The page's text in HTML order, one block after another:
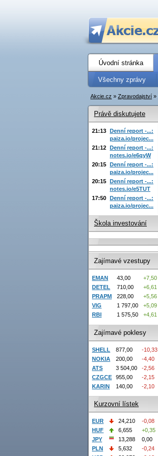
Úvodní stránka
Všechny zprávy
Akcie.cz » Zpravodajství »
Právě diskutujete
21:13 Denní report -...:
paiza.io/projec...
21:12 Denní report -...:
notes.io/e6qyW
20:15 Denní report -...:
paiza.io/projec...
20:15 Denní report -...:
notes.io/e5TUT
17:50 Denní report -...:
paiza.io/projec...
Škola investování
Zajímavé vzestupy
EMAN 43,00
+7,50
DETEL
710,00
+6,61
PRAPM
228,00
+5,56
VIG
1 797,00
+5,09
RBI
1 575,50 +4,61
Zajímavé poklesy
SHELL 877,00
-10,33
NOKIA
200,00
-4,40
ATS
3 504,00
-2,56
CZGCE
955,00
-2,15
KARIN
140,00 -2,10
Kurzovní lístek
EUR 24,210
-0,08
HUF
6,655
+0,35
JPY
13,288
0,00
PLN
5,632
-0,24